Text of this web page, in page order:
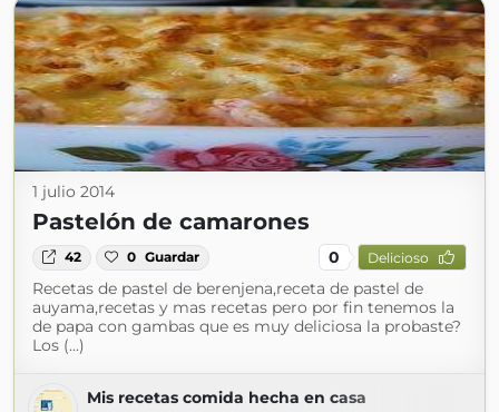
1 julio 2014
Pastelón de camarones
42 0 Guardar 0 Delicioso
Recetas de pastel de berenjena,receta de pastel de
auyama,recetas y mas recetas pero por fin tenemos la
de papa con gambas que es muy deliciosa la probaste?
Los (...)
Mis recetas comida hecha en casa